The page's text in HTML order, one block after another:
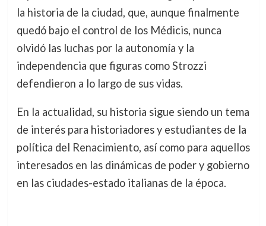
la historia de la ciudad, que, aunque finalmente
quedó bajo el control de los Médicis, nunca
olvidó las luchas por la autonomía y la
independencia que figuras como Strozzi
defendieron a lo largo de sus vidas.
En la actualidad, su historia sigue siendo un tema
de interés para historiadores y estudiantes de la
política del Renacimiento, así como para aquellos
interesados en las dinámicas de poder y gobierno
en las ciudades-estado italianas de la época.